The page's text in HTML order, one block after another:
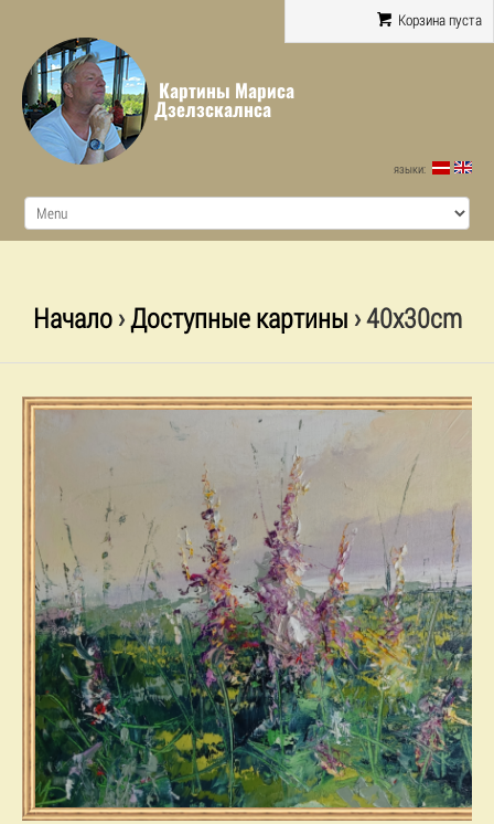
Корзина пуста
Картины Мариса
Дзелзскалнса
языки:
Начало›Доступные картины › 40x30cm